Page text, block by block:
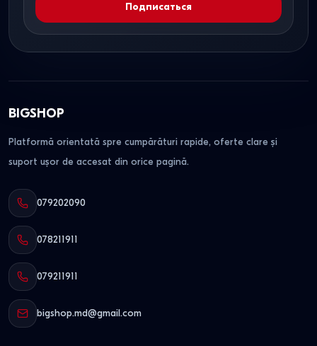
Подписаться
BIGSHOP
Platformă orientată spre cumpărături rapide, oferte clare și
suport ușor de accesat din orice pagină.
079202090
078211911
079211911
bigshop.md@gmail.com